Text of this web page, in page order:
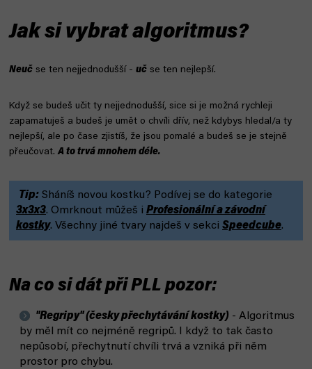
Jak si vybrat algoritmus?
Neuč se ten nejjednodušší - uč se ten nejlepší.
Když se budeš učit ty nejjednodušší, sice si je možná rychleji
zapamatuješ a budeš je umět o chvíli dřív, než kdybys hledal/a ty
nejlepší, ale po čase zjistíš, že jsou pomalé a budeš se je stejně
přeučovat.A to trvá mnohem déle.
Tip: Sháníš novou kostku? Podívej se do kategorie
3x3x3. Omrknout můžeš i Profesionální a závodní
kostky. Všechny jiné tvary najdeš v sekci Speedcube.
Na co si dát při PLL pozor:
"Regripy" (česky přechytávání kostky) - Algoritmus
by měl mít co nejméně regripů. I když to tak často
nepůsobí, přechytnutí chvíli trvá a vzniká při něm
prostor pro chybu.